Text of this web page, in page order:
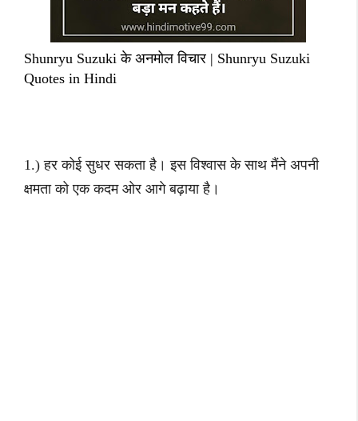
Shunryu Suzuki के अनमोल विचार | Shunryu Suzuki
Quotes in Hindi
1.) हर कोई सुधर सकता है। इस विश्वास के साथ मैंने अपनी
क्षमता को एक कदम ओर आगे बढ़ाया है।